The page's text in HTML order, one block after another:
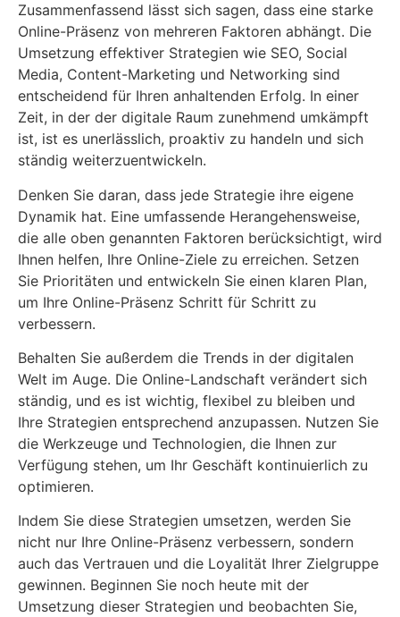
Zusammenfassend lässt sich sagen, dass eine starke
Online-Präsenz von mehreren Faktoren abhängt. Die
Umsetzung effektiver Strategien wie SEO, Social
Media, Content-Marketing und Networking sind
entscheidend für Ihren anhaltenden Erfolg. In einer
Zeit, in der der digitale Raum zunehmend umkämpft
ist, ist es unerlässlich, proaktiv zu handeln und sich
ständig weiterzuentwickeln.
Denken Sie daran, dass jede Strategie ihre eigene
Dynamik hat. Eine umfassende Herangehensweise,
die alle oben genannten Faktoren berücksichtigt, wird
Ihnen helfen, Ihre Online-Ziele zu erreichen. Setzen
Sie Prioritäten und entwickeln Sie einen klaren Plan,
um Ihre Online-Präsenz Schritt für Schritt zu
verbessern.
Behalten Sie außerdem die Trends in der digitalen
Welt im Auge. Die Online-Landschaft verändert sich
ständig, und es ist wichtig, flexibel zu bleiben und
Ihre Strategien entsprechend anzupassen. Nutzen Sie
die Werkzeuge und Technologien, die Ihnen zur
Verfügung stehen, um Ihr Geschäft kontinuierlich zu
optimieren.
Indem Sie diese Strategien umsetzen, werden Sie
nicht nur Ihre Online-Präsenz verbessern, sondern
auch das Vertrauen und die Loyalität Ihrer Zielgruppe
gewinnen. Beginnen Sie noch heute mit der
Umsetzung dieser Strategien und beobachten Sie,